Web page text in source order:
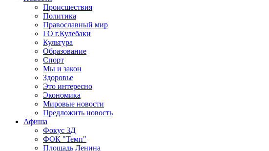
Происшествия
Политика
Православный мир
ГО г.Кулебаки
Культура
Образование
Спорт
Мы и закон
Здоровье
Это интересно
Экономика
Мировые новости
Предложить новость
Афиша
Фокус 3Д
ФОК "Темп"
Площадь Ленина